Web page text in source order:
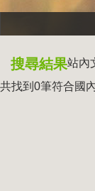
搜尋結果站內
共找到0筆符合國